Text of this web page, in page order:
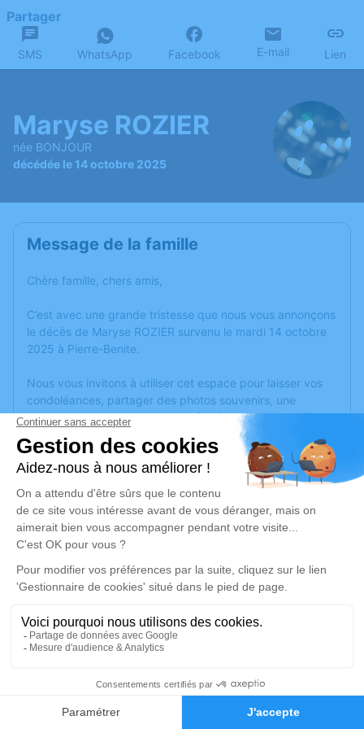
Faire-part Hommages
Partager
SMS WhatsApp Facebook E-mail Lien
Maryse ROZIER
née BONJOUR
décédée le 14 octobre 2025
Message de la famille
Chère famille, chers amis,
C’est avec une grande tristesse que nous vous annonçons
le décès de Maryse ROZIER survenu le mardi 14 octobre
2025 à Pierre-Benite.
Nous vous invitons à utiliser cet espace pour laisser vos
condoléances, partager des photos souvenirs, une
anecdote ou exprimer vos pensées à travers des poèmes
ou des textes. Cet endroit est un lieu d'expression dédié à
honorer la mémoire de Maryse ROZIER.
Un service de plantation d’arbre hommage estdisponible
vendredi 24 octobre 2025 à 14h30
Eglise St Blaise 10 place Verdun
69126 Brindas
Je rends hommage